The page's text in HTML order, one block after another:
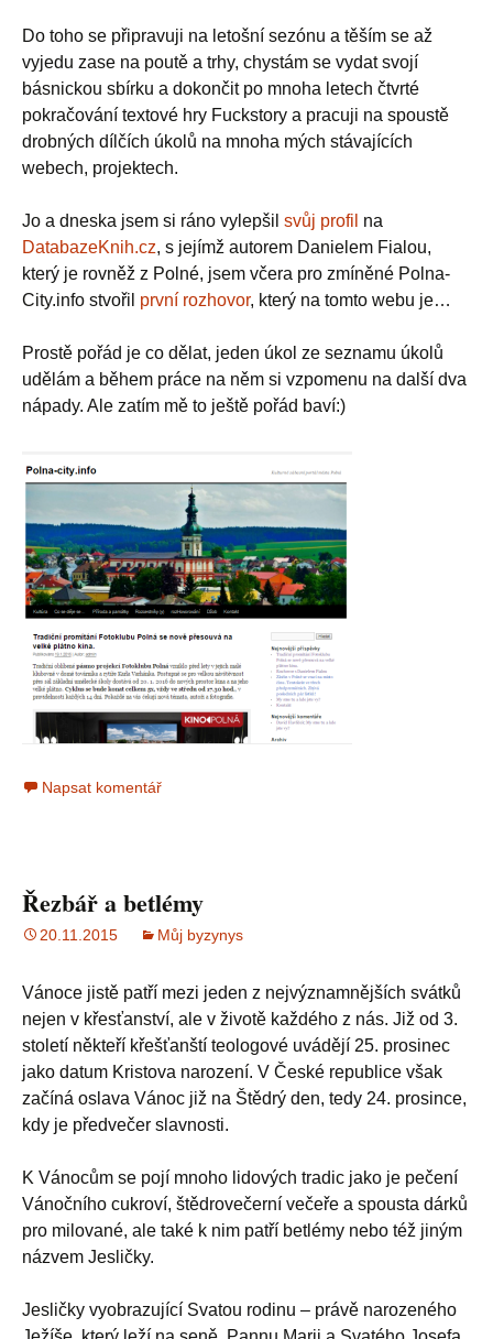
Do toho se připravuji na letošní sezónu a těším se až
vyjedu zase na poutě a trhy, chystám se vydat svojí
básnickou sbírku a dokončit po mnoha letech čtvrté
pokračování textové hry Fuckstory a pracuji na spoustě
drobných dílčích úkolů na mnoha mých stávajících
webech, projektech.
Jo a dneska jsem si ráno vylepšil svůj profil na
DatabazeKnih.cz, s jejímž autorem Danielem Fialou,
který je rovněž z Polné, jsem včera pro zmíněné Polna-
City.info stvořil první rozhovor, který na tomto webu je…
Prostě pořád je co dělat, jeden úkol ze seznamu úkolů
udělám a během práce na něm si vzpomenu na další dva
nápady. Ale zatím mě to ještě pořád baví:)
Napsat komentář
Řezbář a betlémy
20.11.2015 Můj byzynys
Vánoce jistě patří mezi jeden z nejvýznamnějších svátků
nejen v křesťanství, ale v životě každého z nás. Již od 3.
století někteří křešťanští teologové uvádějí 25. prosinec
jako datum Kristova narození. V České republice však
začíná oslava Vánoc již na Štědrý den, tedy 24. prosince,
kdy je předvečer slavnosti.
K Vánocům se pojí mnoho lidových tradic jako je pečení
Vánočního cukroví, štědrovečerní večeře a spousta dárků
pro milované, ale také k nim patří betlémy nebo též jiným
názvem Jesličky.
Jesličky vyobrazující Svatou rodinu – právě narozeného